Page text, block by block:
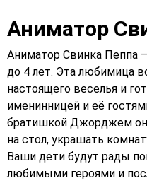
Аниматор
Аниматор Свинка Пеппа
до 4 лет. Эта любимица
настоящего веселья и
именинницей и её
братишкой Джорджем
на стол, украшать
Ваши дети будут рады
любимыми героями и